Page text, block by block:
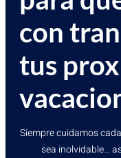
con
tus
Siempre cuidamos
sea inolvidable…